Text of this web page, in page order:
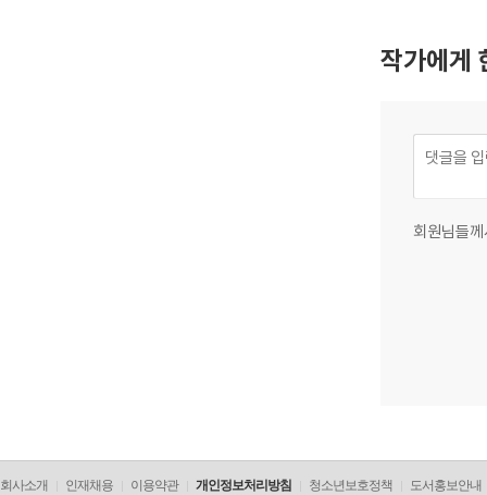
작가에게
회원님들
회사소개 인재채용 이용약관 개인정보처리방침 청소년보호정책 도서홍보안내